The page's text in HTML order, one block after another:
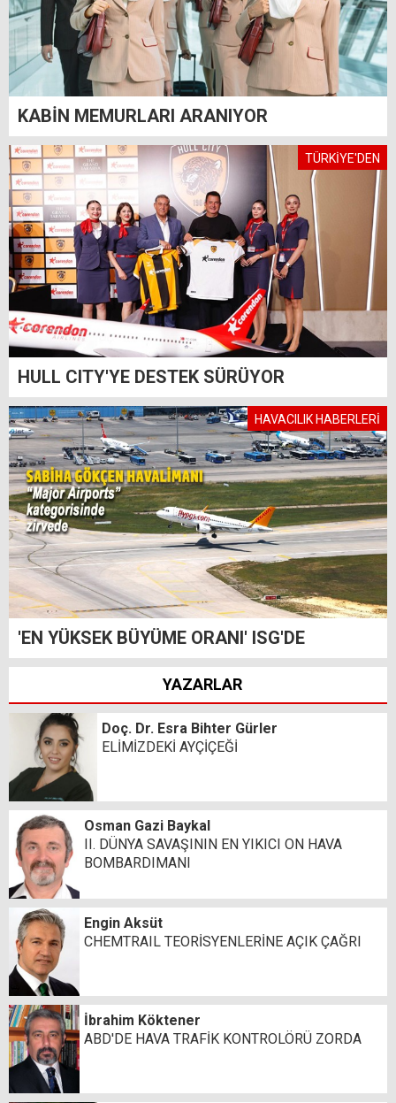
KABİN MEMURLARI ARANIYOR
TÜRKİYE'DEN
HULL CITY'YE DESTEK SÜRÜYOR
HAVACILIK HABERLERİ
'EN YÜKSEK BÜYÜME ORANI' ISG'DE
YAZARLAR
Doç. Dr. Esra Bihter Gürler
ELİMİZDEKİ AYÇİÇEĞİ
Osman Gazi Baykal
II. DÜNYA SAVAŞININ EN YIKICI ON HAVA
BOMBARDIMANI
Engin Aksüt
CHEMTRAIL TEORİSYENLERİNE AÇIK ÇAĞRI
İbrahim Köktener
ABD'DE HAVA TRAFİK KONTROLÖRÜ ZORDA